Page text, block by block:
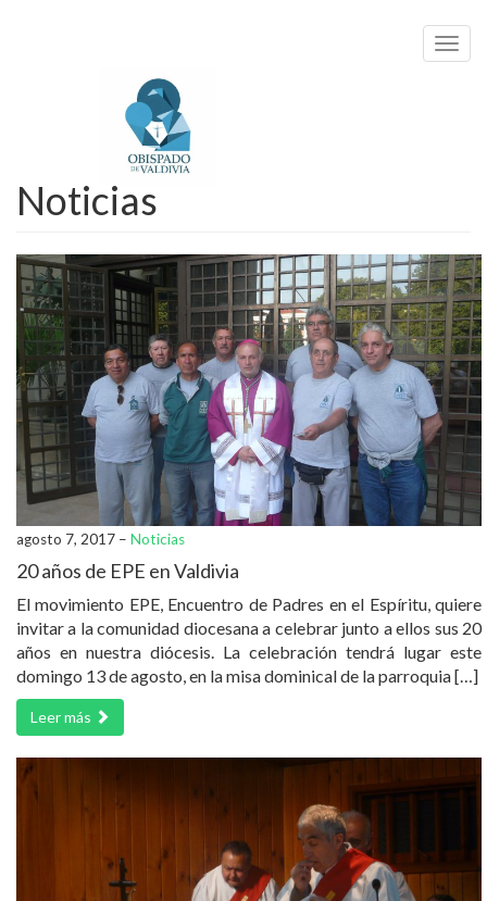
Noticias
agosto 7, 2017 – Noticias
20 años de EPE en Valdivia
El movimiento EPE, Encuentro de Padres en el Espíritu, quiere
invitar a la comunidad diocesana a celebrar junto a ellos sus 20
años en nuestra diócesis. La celebración tendrá lugar este
domingo 13 de agosto, en la misa dominical de la parroquia […]
Leer más